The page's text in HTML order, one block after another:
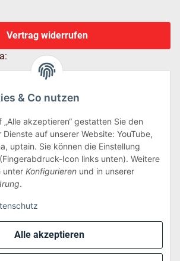
Alle akzeptieren
& Co nutzen
„Alle akzeptieren“ gestatten Sie den
auf unserer Website: YouTube,
uptain. Sie können die Einstellung
Icon links unten). Weitere
unter Konfigurieren und in unserer
.
Vertrag widerrufen